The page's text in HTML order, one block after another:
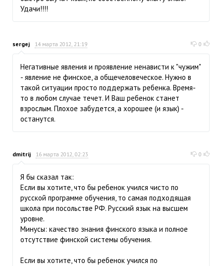
Удачи!!!!
sergej 14 марта 2012, 21:19 0
Негативные явления и проявление ненависти к "чужим"
- явление не финское, а общечеловеческое. Нужно в
такой ситуации просто поддержать ребенка. Время-
то в любом случае течет. И Ваш ребенок станет
взрослым. Плохое забудется, а хорошее (и язык) -
останутся.
dmitrij 16 марта 2012, 02:23 0
Я бы сказал так:
Если вы хотите, что бы ребенок учился чисто по
русской программе обучения, то самая подходящая
школа при посольстве РФ. Русский язык на высшем
уровне.
Минусы: качество знания финского языка и полное
отсутствие финской системы обучения.
Если вы хотите, что бы ребенок учился по